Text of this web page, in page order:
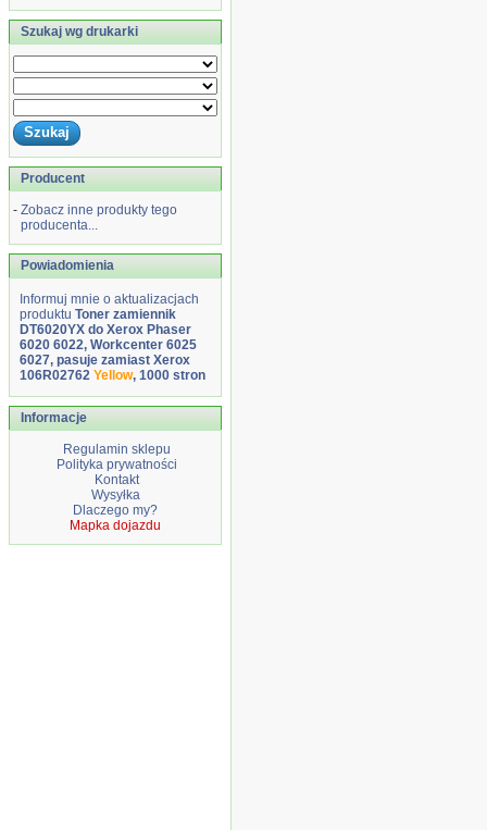
Szukaj wg drukarki
Producent
- Zobacz inne produkty tego
producenta...
Powiadomienia
Informuj mnie o aktualizacjach
produktu Toner zamiennik
DT6020YX do Xerox Phaser
6020 6022, Workcenter 6025
6027, pasuje zamiast Xerox
106R02762 Yellow, 1000 stron
Informacje
Regulamin sklepu
Polityka prywatności
Kontakt
Wysyłka
Dlaczego my?
Mapka dojazdu